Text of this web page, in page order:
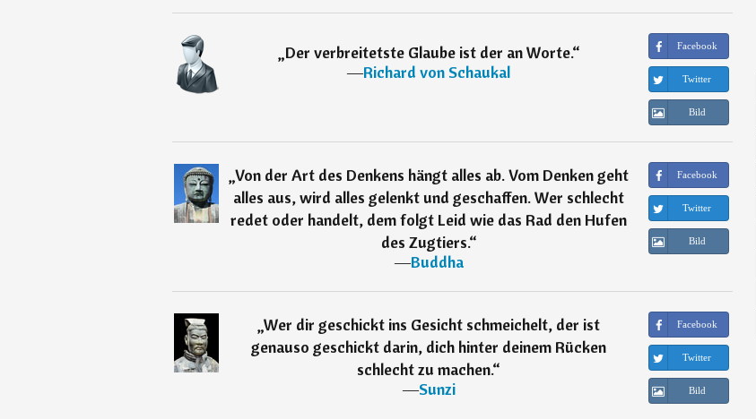
„Der verbreitetste Glaube ist der an Worte.“
―Richard von Schaukal
Facebook
Twitter
Bild
„Von der Art des Denkens hängt alles ab. Vom Denken geht
alles aus, wird alles gelenkt und geschaffen. Wer schlecht
redet oder handelt, dem folgt Leid wie das Rad den Hufen
des Zugtiers.“
―Buddha
Facebook
Twitter
Bild
„Wer dir geschickt ins Gesicht schmeichelt, der ist
genauso geschickt darin, dich hinter deinem Rücken
schlecht zu machen.“
―Sunzi
Facebook
Twitter
Bild